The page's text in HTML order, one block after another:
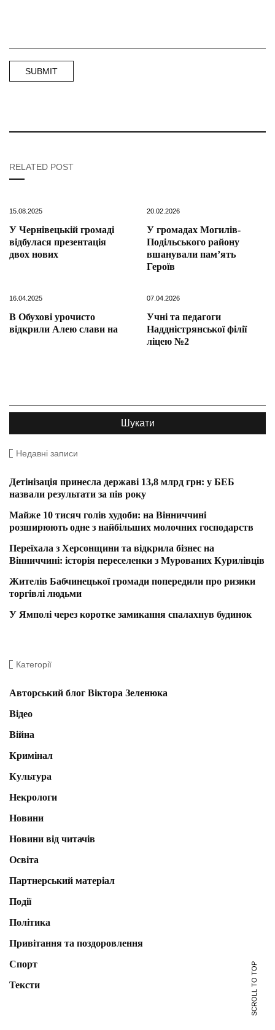
RELATED POST
15.08.2025
У Чернівецькій громаді
відбулася презентація
двох нових
20.02.2026
У громадах Могилів-
Подільського району
вшанували пам’ять
Героїв
16.04.2025
В Обухові урочисто
відкрили Алею слави на
07.04.2026
Учні та педагоги
Наддністрянської філії
ліцею №2
Недавні записи
Детінізація принесла державі 13,8 млрд грн: у БЕБ
назвали результати за пів року
Майже 10 тисяч голів худоби: на Вінниччині
розширюють одне з найбільших молочних господарств
Переїхала з Херсонщини та відкрила бізнес на
Вінниччині: історія переселенки з Мурованих Курилівців
Жителів Бабчинецької громади попередили про ризики
торгівлі людьми
У Ямполі через коротке замикання спалахнув будинок
Категорії
Авторський блог Віктора Зеленюка
Відео
Війна
Кримінал
Культура
Некрологи
Новини
Новини від читачів
Освіта
Партнерський матеріал
Події
Політика
Привітання та поздоровлення
Спорт
Тексти
SCROLL TO TOP